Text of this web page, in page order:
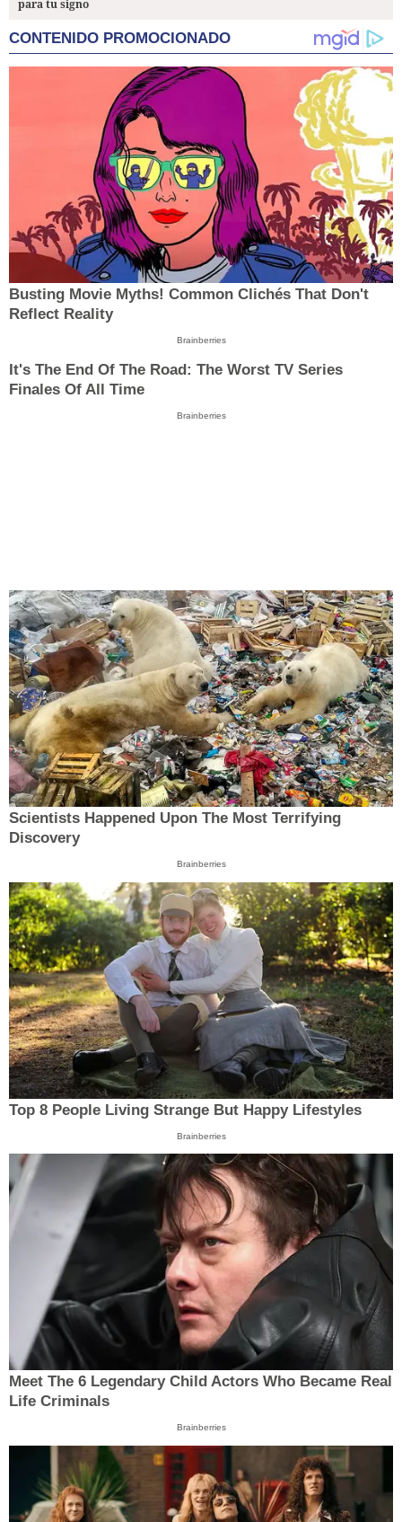
para tu signo
CONTENIDO PROMOCIONADO
Busting Movie Myths! Common Clichés That Don't
Reflect Reality
Brainberries
It's The End Of The Road: The Worst TV Series
Finales Of All Time
Brainberries
Scientists Happened Upon The Most Terrifying
Discovery
Brainberries
Top 8 People Living Strange But Happy Lifestyles
Brainberries
Meet The 6 Legendary Child Actors Who Became Real
Life Criminals
Brainberries